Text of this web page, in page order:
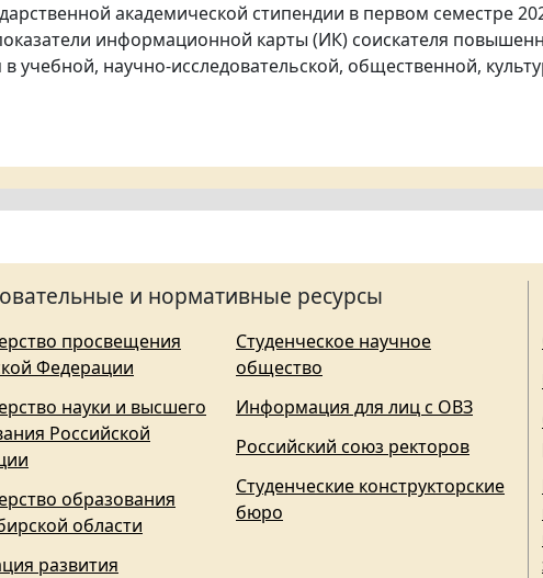
академической стипендии в первом семестре
информационной карты (ИК) соискателя
учебной, научно-исследовательской, общественной,
и нормативные ресурсы
просвещения
Федерации
науки и высшего
Российской
образования
области
развития
Студенческое научное
общество
Информация для лиц с ОВЗ
Российский союз ректоров
Студенческие конструкторские
бюро